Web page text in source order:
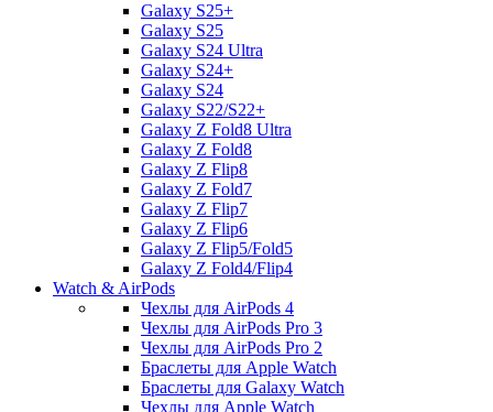
Galaxy S25+
Galaxy S25
Galaxy S24 Ultra
Galaxy S24+
Galaxy S24
Galaxy S22/S22+
Galaxy Z Fold8 Ultra
Galaxy Z Fold8
Galaxy Z Flip8
Galaxy Z Fold7
Galaxy Z Flip7
Galaxy Z Flip6
Galaxy Z Flip5/Fold5
Galaxy Z Fold4/Flip4
Watch & AirPods
Чехлы для AirPods 4
Чехлы для AirPods Pro 3
Чехлы для AirPods Pro 2
Браслеты для Apple Watch
Браслеты для Galaxy Watch
Чехлы для Apple Watch